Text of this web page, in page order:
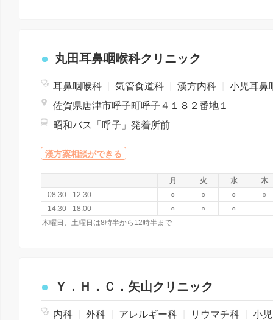
丸田耳鼻咽喉科クリニック
耳鼻咽喉科 気管食道科 漢方内科
小児耳鼻咽
佐賀県唐津市呼子町呼子４１８２番地１
昭和バス「呼子」発着所前
漢方薬相談ができる
月 火 水
木
08:30 - 12:30
○ ○ ○
○
14:30 - 18:00
○ ○ ○
-
木曜日、土曜日は8時半から12時半まで
Ｙ．Ｈ．Ｃ．矢山クリニック
内科 外科 アレルギー科 リウマチ科
小児科